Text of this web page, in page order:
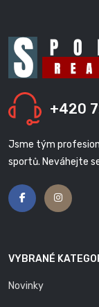
+420
Jsme tým
sportů. Neváhejte
VYBRANÉ
Novinky